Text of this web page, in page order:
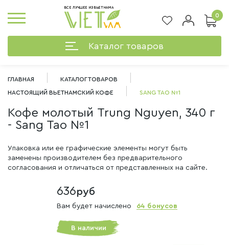
ВСЕ ЛУЧШЕЕ ИЗ ВЬЕТНАМА
0
Каталог товаров
ГЛАВНАЯ КАТАЛОГ ТОВАРОВ
НАСТОЯЩИЙ ВЬЕТНАМСКИЙ КОФЕ SANG TAO №1
Кофе молотый Trung Nguyen, 340 г
- Sang Tao №1
Упаковка или ее графические элементы могут быть
заменены производителем без предварительного
согласования и отличаться от представленных на сайте.
636руб
Вам будет начислено 64 бонусов
В наличии